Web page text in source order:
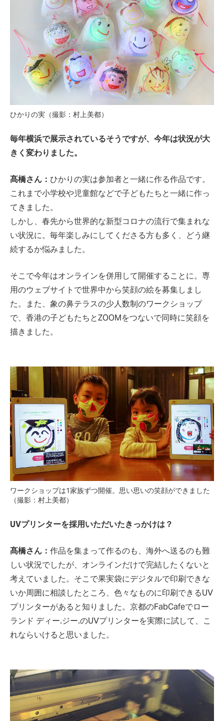
ひかりの実（撮影：村上美都）
毎年横浜で展示されているそうですが、今年は状況が大
きく変わりました。
髙橋さん： ひかりの実は参加者と一緒に作る作品です。
これまで小学校や児童館などで子どもたちと一緒に作っ
てきました。
しかし、春先から世界的な新型コロナの流行で集まれな
い状況に。毎年楽しみにしてくださる方も多く、どう継
続するか悩みました。
そこで今年はオンラインを併用して開催することに。専
用のウェブサイトで世界中から笑顔の絵を募集しまし
た。また、象の鼻テラスの少人数制のワークショップ
で、香港の子どもたちとZOOMをつないで同時に笑顔を
描きました。
ワークショップは1家族ずつ開催。思い思いの笑顔ができました
（撮影：村上美都）
UVプリンターを採用いただいたきっかけは？
髙橋さん： 作品を集まって作るのも、海外へ送るのも難
しい状況でしたが、オンラインだけで完結したくないと
考えていました。そこで果実袋にデジタルで印刷できな
いか周囲に相談したところ、色々なものに印刷できるUV
プリンターがあると知りました。京都のFabCafeでロー
ランド ディー.ジー.のUVプリンターを実際に試して、こ
れならいけると思いました。